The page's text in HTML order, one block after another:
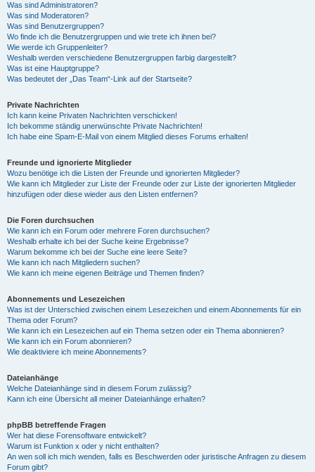
Was sind Administratoren?
Was sind Moderatoren?
Was sind Benutzergruppen?
Wo finde ich die Benutzergruppen und wie trete ich ihnen bei?
Wie werde ich Gruppenleiter?
Weshalb werden verschiedene Benutzergruppen farbig dargestellt?
Was ist eine Hauptgruppe?
Was bedeutet der „Das Team“-Link auf der Startseite?
Private Nachrichten
Ich kann keine Privaten Nachrichten verschicken!
Ich bekomme ständig unerwünschte Private Nachrichten!
Ich habe eine Spam-E-Mail von einem Mitglied dieses Forums erhalten!
Freunde und ignorierte Mitglieder
Wozu benötige ich die Listen der Freunde und ignorierten Mitglieder?
Wie kann ich Mitglieder zur Liste der Freunde oder zur Liste der ignorierten Mitglieder
hinzufügen oder diese wieder aus den Listen entfernen?
Die Foren durchsuchen
Wie kann ich ein Forum oder mehrere Foren durchsuchen?
Weshalb erhalte ich bei der Suche keine Ergebnisse?
Warum bekomme ich bei der Suche eine leere Seite?
Wie kann ich nach Mitgliedern suchen?
Wie kann ich meine eigenen Beiträge und Themen finden?
Abonnements und Lesezeichen
Was ist der Unterschied zwischen einem Lesezeichen und einem Abonnements für ein
Thema oder Forum?
Wie kann ich ein Lesezeichen auf ein Thema setzen oder ein Thema abonnieren?
Wie kann ich ein Forum abonnieren?
Wie deaktiviere ich meine Abonnements?
Dateianhänge
Welche Dateianhänge sind in diesem Forum zulässig?
Kann ich eine Übersicht all meiner Dateianhänge erhalten?
phpBB betreffende Fragen
Wer hat diese Forensoftware entwickelt?
Warum ist Funktion x oder y nicht enthalten?
An wen soll ich mich wenden, falls es Beschwerden oder juristische Anfragen zu diesem
Forum gibt?